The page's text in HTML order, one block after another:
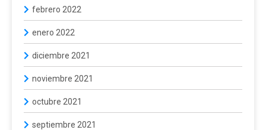
febrero 2022
enero 2022
diciembre 2021
noviembre 2021
octubre 2021
septiembre 2021